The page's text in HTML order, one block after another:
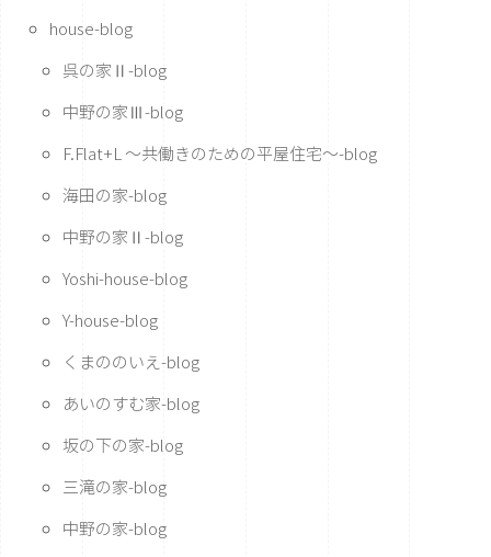
house-blog
呉の家Ⅱ-blog
中野の家Ⅲ-blog
F.Flat+L ～共働きのための平屋住宅～-blog
海田の家-blog
中野の家Ⅱ-blog
Yoshi-house-blog
Y-house-blog
くまののいえ-blog
あいのすむ家-blog
坂の下の家-blog
三滝の家-blog
中野の家-blog